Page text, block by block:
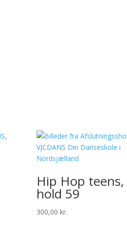
Hip Hop teens,
hold 59
300,00 kr.